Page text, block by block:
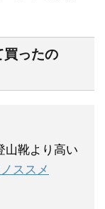
買ったの
山靴より高い
ススメ